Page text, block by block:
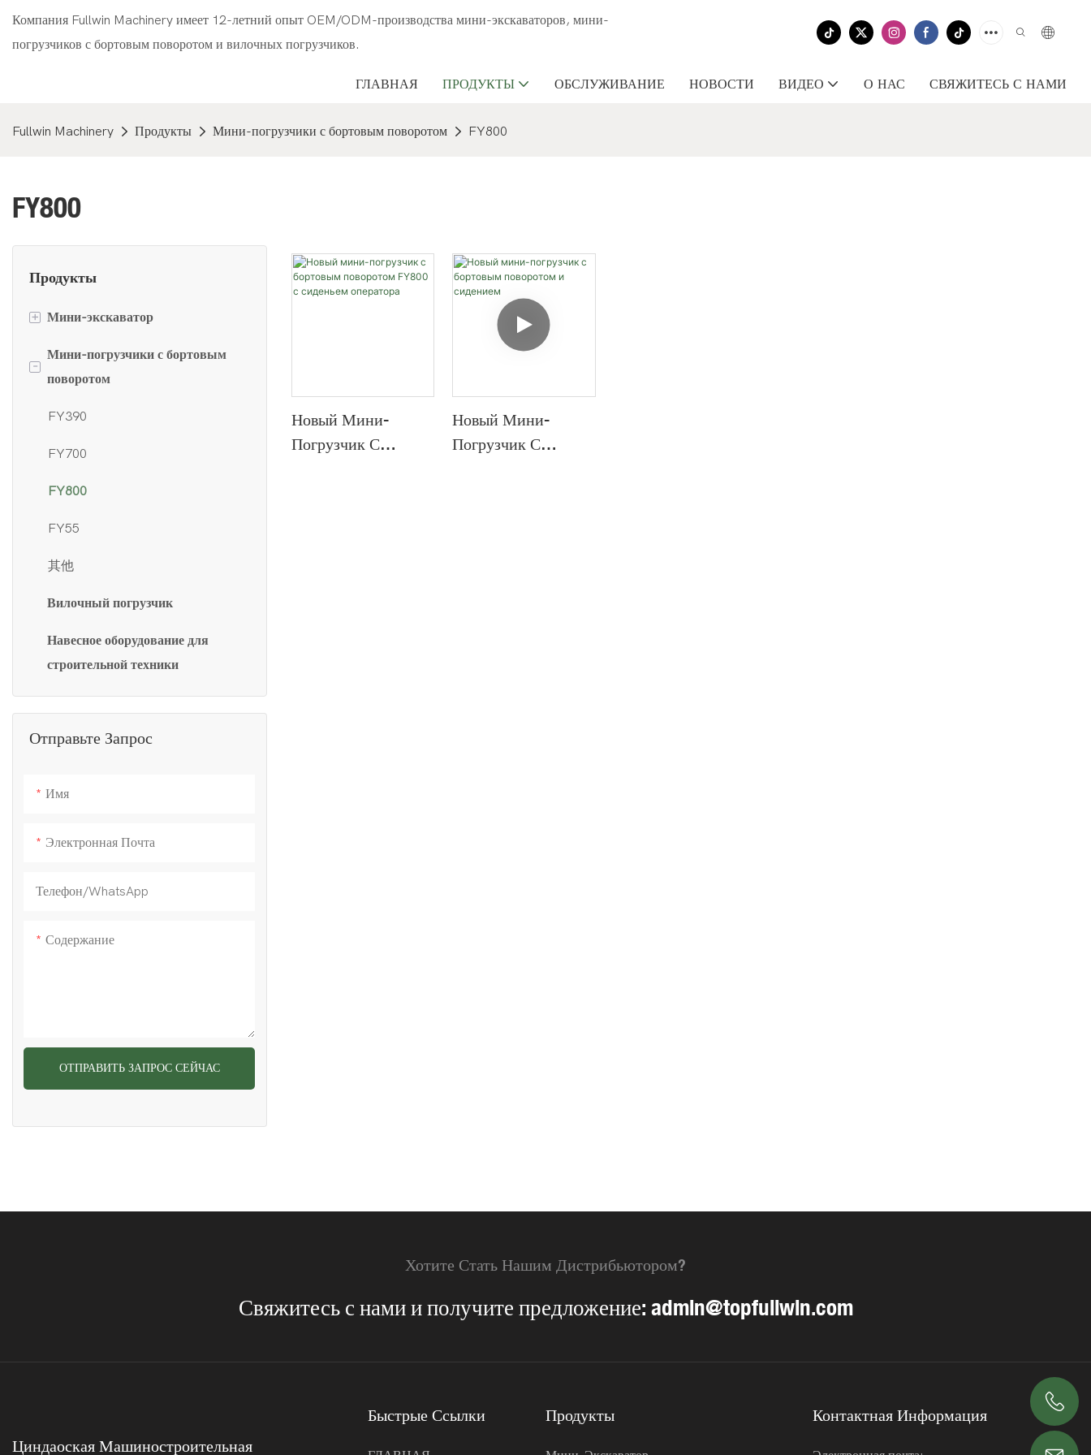
Компания Fullwin Machinery имеет 12-летний опыт OEM/ODM-производства мини-экскаваторов, мини-
погрузчиков с бортовым поворотом и вилочных погрузчиков.
ГЛАВНАЯ ПРОДУКТЫ ОБСЛУЖИВАНИЕ НОВОСТИ ВИДЕО О НАС СВЯЖИТЕСЬ С НАМИ
Fullwin Machinery Продукты Мини-погрузчики с бортовым поворотом FY800
FY800
Продукты
+ Мини-экскаватор
FW10
-
Мини-погрузчики с бортовым
поворотом
FY390
FY700
FY800
FY55
其他
Вилочный погрузчик
Навесное оборудование для
строительной техники
Отправьте Запрос
Имя
Электронная Почта
Телефон/WhatsApp
Содержание
ОТПРАВИТЬ ЗАПРОС СЕЙЧАС
Новый Мини-
Погрузчик С
Новый Мини-
Погрузчик С
Хотите Стать Нашим Дистрибьютором?
Свяжитесь с нами и получите предложение: admin@topfullwin.com
Циндаоская Машиностроительная
Быстрые Ссылки Продукты Контактная Информация